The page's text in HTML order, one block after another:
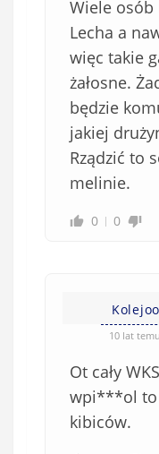
Wiele osób
Lecha a
więc takie
żałosne.
będzie
jakiej
Rządzić to
melinie.
0 0
10 lat temu
Ot cały
wpi***ol to
kibiców.